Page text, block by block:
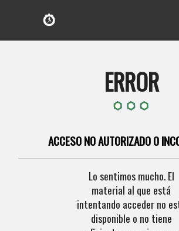
ERROR
ACCESO NO AUTORIZADO O
Lo sentimos mucho. El
material al que está
intentando acceder no
disponible o no tiene